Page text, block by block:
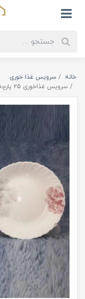
خانه
سرویس غذا خوری
سرویس غذاخوری 25 پارچه دینو مدل پردیسان خاکستری